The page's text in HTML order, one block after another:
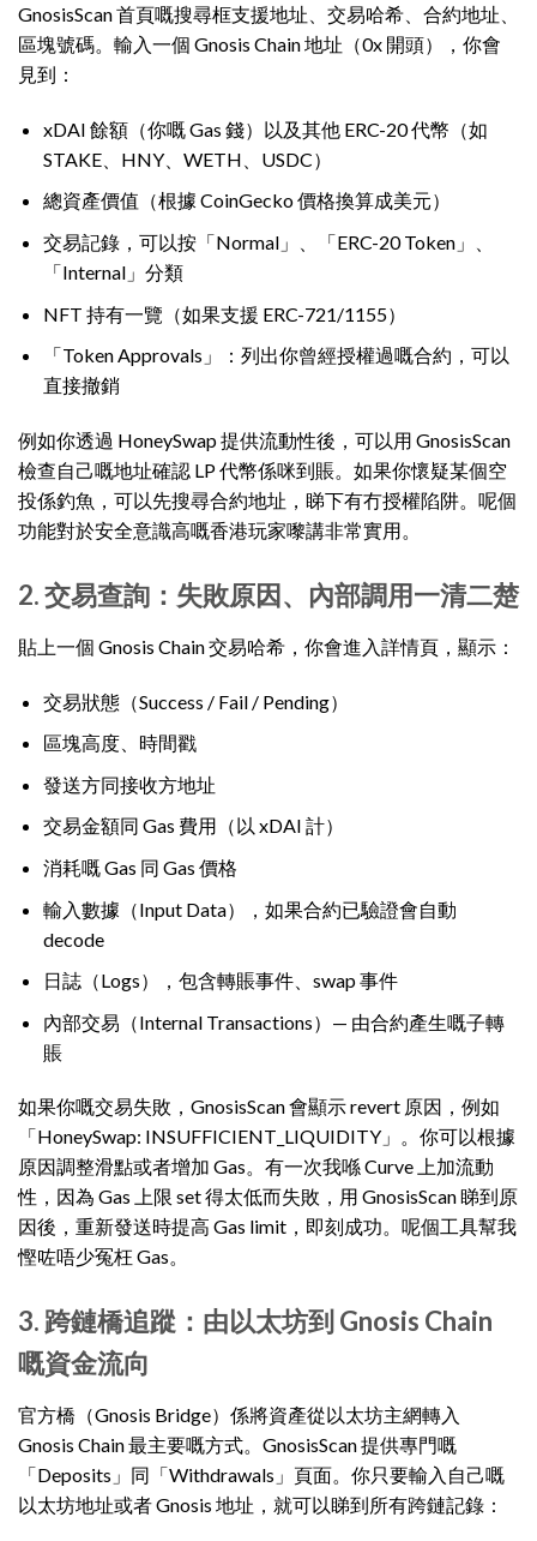
GnosisScan 首頁嘅搜尋框支援地址、交易哈希、合約地址、
區塊號碼。輸入一個 Gnosis Chain 地址（0x 開頭），你會
見到：
xDAI 餘額（你嘅 Gas 錢）以及其他 ERC-20 代幣（如
STAKE、HNY、WETH、USDC）
總資產價值（根據 CoinGecko 價格換算成美元）
交易記錄，可以按「Normal」、「ERC-20 Token」、
「Internal」分類
NFT 持有一覽（如果支援 ERC-721/1155）
「Token Approvals」：列出你曾經授權過嘅合約，可以
直接撤銷
例如你透過 HoneySwap 提供流動性後，可以用 GnosisScan
檢查自己嘅地址確認 LP 代幣係咪到賬。如果你懷疑某個空
投係釣魚，可以先搜尋合約地址，睇下有冇授權陷阱。呢個
功能對於安全意識高嘅香港玩家嚟講非常實用。
2. 交易查詢：失敗原因、內部調用一清二楚
貼上一個 Gnosis Chain 交易哈希，你會進入詳情頁，顯示：
交易狀態（Success / Fail / Pending）
區塊高度、時間戳
發送方同接收方地址
交易金額同 Gas 費用（以 xDAI 計）
消耗嘅 Gas 同 Gas 價格
輸入數據（Input Data），如果合約已驗證會自動
decode
日誌（Logs），包含轉賬事件、swap 事件
內部交易（Internal Transactions）— 由合約產生嘅子轉
賬
如果你嘅交易失敗，GnosisScan 會顯示 revert 原因，例如
「HoneySwap: INSUFFICIENT_LIQUIDITY」。你可以根據
原因調整滑點或者增加 Gas。有一次我喺 Curve 上加流動
性，因為 Gas 上限 set 得太低而失敗，用 GnosisScan 睇到原
因後，重新發送時提高 Gas limit，即刻成功。呢個工具幫我
慳咗唔少冤枉 Gas。
3. 跨鏈橋追蹤：由以太坊到 Gnosis Chain
嘅資金流向
官方橋（Gnosis Bridge）係將資產從以太坊主網轉入
Gnosis Chain 最主要嘅方式。GnosisScan 提供專門嘅
「Deposits」同「Withdrawals」頁面。你只要輸入自己嘅
以太坊地址或者 Gnosis 地址，就可以睇到所有跨鏈記錄：